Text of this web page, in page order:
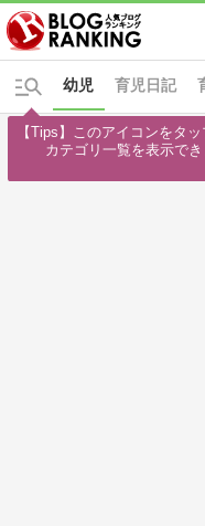
育児日記
幼児
【Tips】このアイコンをタッ
カテゴリ一覧を表示でき